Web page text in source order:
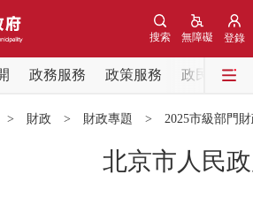
登錄
無障礙
搜索
政務服務 政策服務
政民互動
> 財政 > 財政專題 > 2025市級部門
北京市人民